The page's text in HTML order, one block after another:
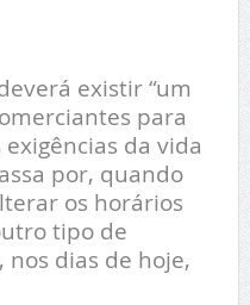
existir “um
para
da vida
por, quando
os horários
tipo de
dias de hoje,